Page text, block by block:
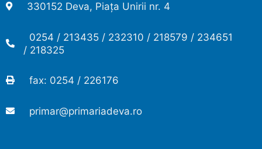
330152 Deva, Piața Unirii nr. 4
0254 / 213435 / 232310 / 218579 / 234651
/ 218325
fax: 0254 / 226176
primar@primariadeva.ro